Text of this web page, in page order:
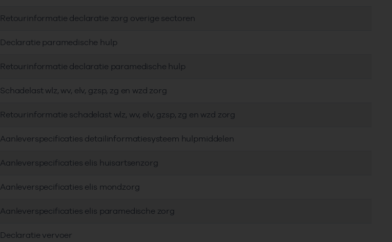
Retourinformatie declaratie zorg overige sectoren
Declaratie paramedische hulp
Retourinformatie declaratie paramedische hulp
Schadelast wlz, wv, elv, gzsp, zg en wzd zorg
Retourinformatie schadelast wlz, wv, elv, gzsp, zg en wzd zorg
Aanleverspecificaties detailinformatiesysteem hulpmiddelen
Aanleverspecificaties elis huisartsenzorg
Aanleverspecificaties elis mondzorg
Aanleverspecificaties elis paramedische zorg
Declaratie vervoer